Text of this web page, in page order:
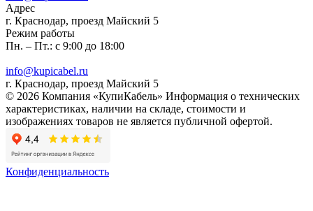
Адрес
г. Краснодар, проезд Майский 5
Режим работы
Пн. – Пт.: с 9:00 до 18:00
info@kupicabel.ru
г. Краснодар, проезд Майский 5
© 2026 Компания «КупиКабель» Информация о технических
характеристиках, наличии на складе, стоимости и
изображениях товаров не является публичной офертой.
Конфиденциальность